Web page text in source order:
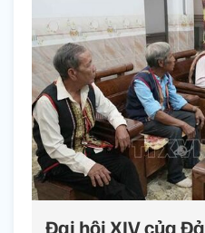
Đại hội XIV của